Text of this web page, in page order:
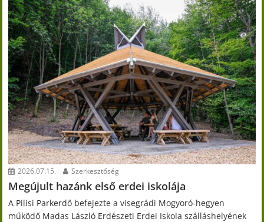
2026.07.15. Szerkesztőség
Megújult hazánk első erdei iskolája
A Pilisi Parkerdő befejezte a visegrádi Mogyoró-hegyen
működő Madas László Erdészeti Erdei Iskola szálláshelyének